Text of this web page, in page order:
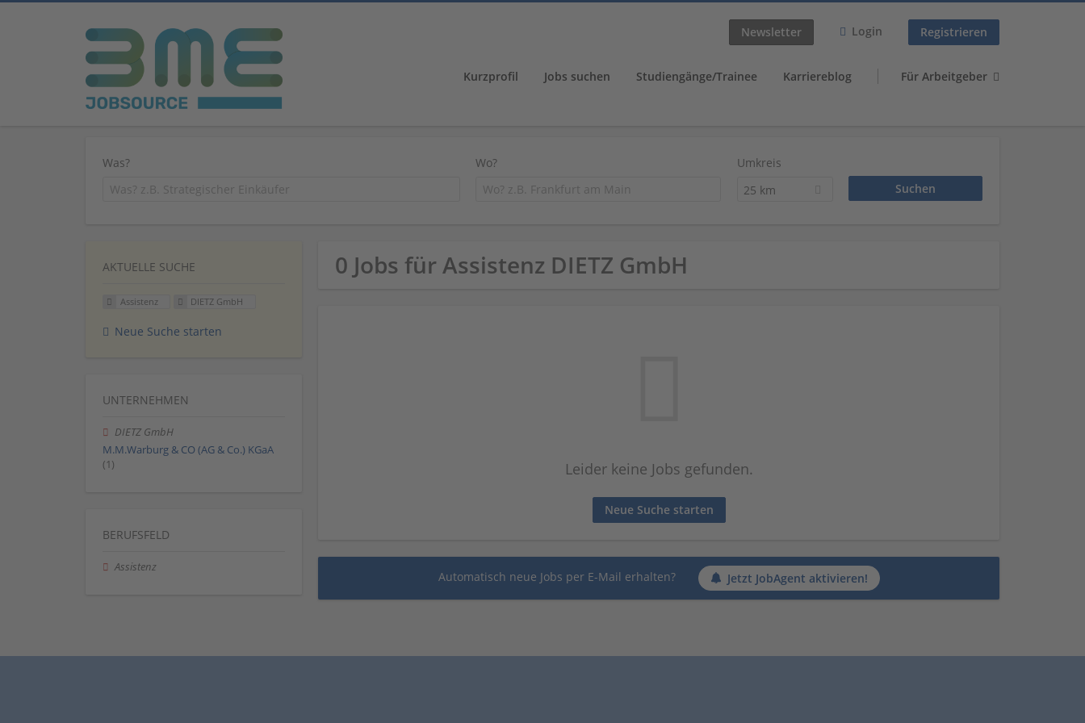
Newsletter Login Registrieren
Kurzprofil Jobs suchen Studiengänge/Trainee Karriereblog Für Arbeitgeber
Was? Wo?
Umkreis
25 km
0 Jobs für Assistenz DIETZ GmbH
Leider keine Jobs gefunden.
Neue Suche starten
Automatisch neue Jobs per E-Mail erhalten? Jetzt JobAgent aktivieren!
AKTUELLE SUCHE
Assistenz DIETZ GmbH
Neue Suche starten
UNTERNEHMEN
DIETZ GmbH
M.M.Warburg & CO (AG & Co.) KGaA
(1)
BERUFSFELD
Assistenz